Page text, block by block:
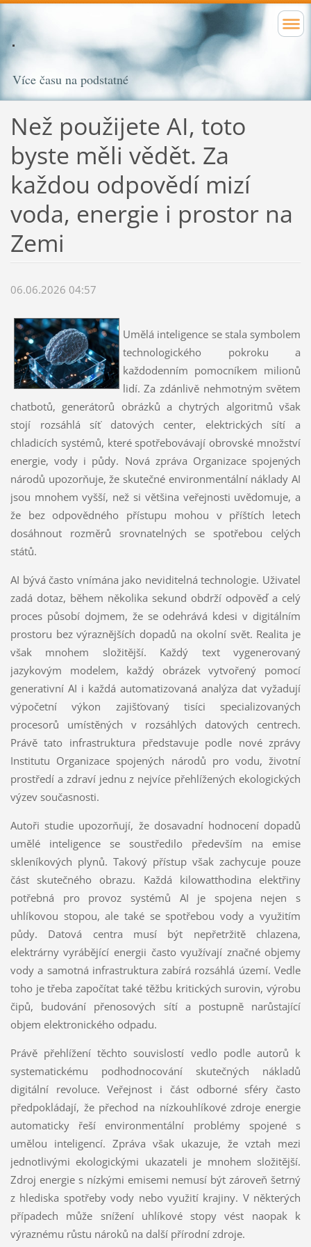
Více času na podstatné
Než použijete AI, toto
byste měli vědět. Za
každou odpovědí mizí
voda, energie i prostor na
Zemi
06.06.2026 04:57
Umělá inteligence se stala symbolem
technologického pokroku a
každodenním pomocníkem milionů
lidí. Za zdánlivě nehmotným světem
chatbotů, generátorů obrázků a chytrých algoritmů však
stojí rozsáhlá síť datových center, elektrických sítí a
chladicích systémů, které spotřebovávají obrovské množství
energie, vody i půdy. Nová zpráva Organizace spojených
národů upozorňuje, že skutečné environmentální náklady AI
jsou mnohem vyšší, než si většina veřejnosti uvědomuje, a
že bez odpovědného přístupu mohou v příštích letech
dosáhnout rozměrů srovnatelných se spotřebou celých
států.
AI bývá často vnímána jako neviditelná technologie. Uživatel
zadá dotaz, během několika sekund obdrží odpověď a celý
proces působí dojmem, že se odehrává kdesi v digitálním
prostoru bez výraznějších dopadů na okolní svět. Realita je
však mnohem složitější. Každý text vygenerovaný
jazykovým modelem, každý obrázek vytvořený pomocí
generativní AI i každá automatizovaná analýza dat vyžadují
výpočetní výkon zajišťovaný tisíci specializovaných
procesorů umístěných v rozsáhlých datových centrech.
Právě tato infrastruktura představuje podle nové zprávy
Institutu Organizace spojených národů pro vodu, životní
prostředí a zdraví jednu z nejvíce přehlížených ekologických
výzev současnosti.
Autoři studie upozorňují, že dosavadní hodnocení dopadů
umělé inteligence se soustředilo především na emise
skleníkových plynů. Takový přístup však zachycuje pouze
část skutečného obrazu. Každá kilowatthodina elektřiny
potřebná pro provoz systémů AI je spojena nejen s
uhlíkovou stopou, ale také se spotřebou vody a využitím
půdy. Datová centra musí být nepřetržitě chlazena,
elektrárny vyrábějící energii často využívají značné objemy
vody a samotná infrastruktura zabírá rozsáhlá území. Vedle
toho je třeba započítat také těžbu kritických surovin, výrobu
čipů, budování přenosových sítí a postupně narůstající
objem elektronického odpadu.
Právě přehlížení těchto souvislostí vedlo podle autorů k
systematickému podhodnocování skutečných nákladů
digitální revoluce. Veřejnost i část odborné sféry často
předpokládají, že přechod na nízkouhlíkové zdroje energie
automaticky řeší environmentální problémy spojené s
umělou inteligencí. Zpráva však ukazuje, že vztah mezi
jednotlivými ekologickými ukazateli je mnohem složitější.
Zdroj energie s nízkými emisemi nemusí být zároveň šetrný
z hlediska spotřeby vody nebo využití krajiny. V některých
případech může snížení uhlíkové stopy vést naopak k
výraznému růstu nároků na další přírodní zdroje.